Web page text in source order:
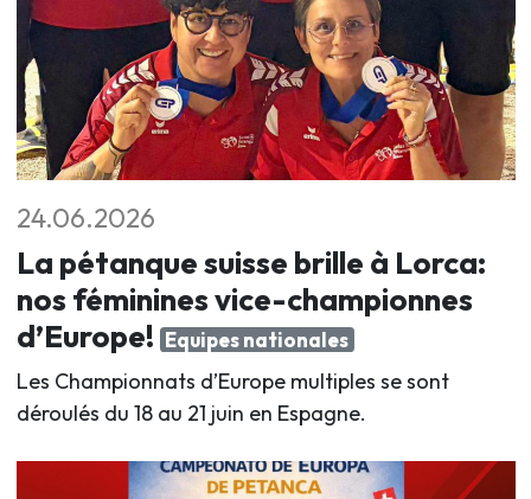
24.06.2026
La pétanque suisse brille à Lorca:
nos féminines vice-championnes
d’Europe! Equipes nationales
Les Championnats d’Europe multiples se sont
déroulés du 18 au 21 juin en Espagne.